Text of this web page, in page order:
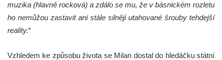
muzika (hlavně rocková) a zdálo se mu, že v básnickém rozletu
ho nemůžou zastavit ani stále silněji utahované šrouby tehdejší
reality.“
Vzhledem ke způsobu života se Milan dostal do hledáčku státní